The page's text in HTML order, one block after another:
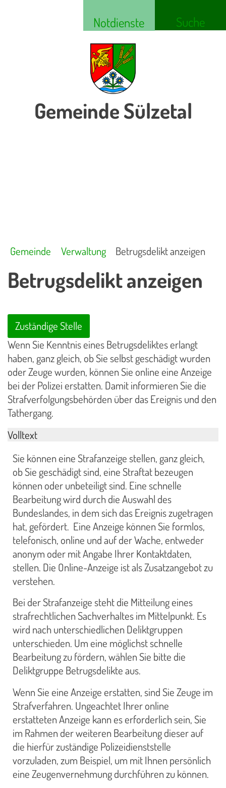
Notdienste Suche
Gemeinde Sülzetal
Gemeinde Verwaltung Betrugsdelikt anzeigen
Betrugsdelikt anzeigen
Zuständige Stelle
Wenn Sie Kenntnis eines Betrugsdeliktes erlangt
haben, ganz gleich, ob Sie selbst geschädigt wurden
oder Zeuge wurden, können Sie online eine Anzeige
bei der Polizei erstatten. Damit informieren Sie die
Strafverfolgungsbehörden über das Ereignis und den
Tathergang.
Volltext
Sie können eine Strafanzeige stellen, ganz gleich,
ob Sie geschädigt sind, eine Straftat bezeugen
können oder unbeteiligt sind. Eine schnelle
Bearbeitung wird durch die Auswahl des
Bundeslandes, in dem sich das Ereignis zugetragen
hat, gefördert. Eine Anzeige können Sie formlos,
telefonisch, online und auf der Wache, entweder
anonym oder mit Angabe Ihrer Kontaktdaten,
stellen. Die Online-Anzeige ist als Zusatzangebot zu
verstehen.
Bei der Strafanzeige steht die Mitteilung eines
strafrechtlichen Sachverhaltes im Mittelpunkt. Es
wird nach unterschiedlichen Deliktgruppen
unterschieden. Um eine möglichst schnelle
Bearbeitung zu fördern, wählen Sie bitte die
Deliktgruppe Betrugsdelikte aus.
Wenn Sie eine Anzeige erstatten, sind Sie Zeuge im
Strafverfahren. Ungeachtet Ihrer online
erstatteten Anzeige kann es erforderlich sein, Sie
im Rahmen der weiteren Bearbeitung dieser auf
die hierfür zuständige Polizeidienststelle
vorzuladen, zum Beispiel, um mit Ihnen persönlich
eine Zeugenvernehmung durchführen zu können.